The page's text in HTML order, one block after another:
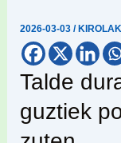
2026-03-03/ KIROLAK
Talde
guztiek